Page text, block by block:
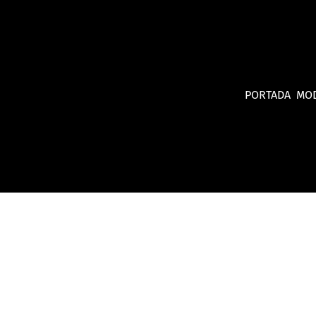
PORTADA